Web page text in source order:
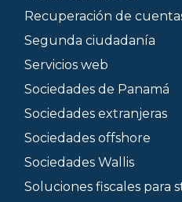
Recuperación de
Segunda ciudadanía
Servicios web
Sociedades de Panamá
Sociedades extranjeras
Sociedades offshore
Sociedades Wallis
Soluciones fiscales para